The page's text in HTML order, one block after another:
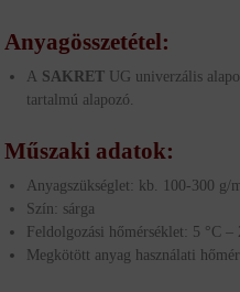
Anyagösszetétel:
A SAKRET UG univerzális
tartalmú alapozó.
Műszaki adatok:
Anyagszükséglet: kb. 100-300 g/
Szín: sárga
Feldolgozási hőmérséklet: 5 °C
Megkötött anyag használati